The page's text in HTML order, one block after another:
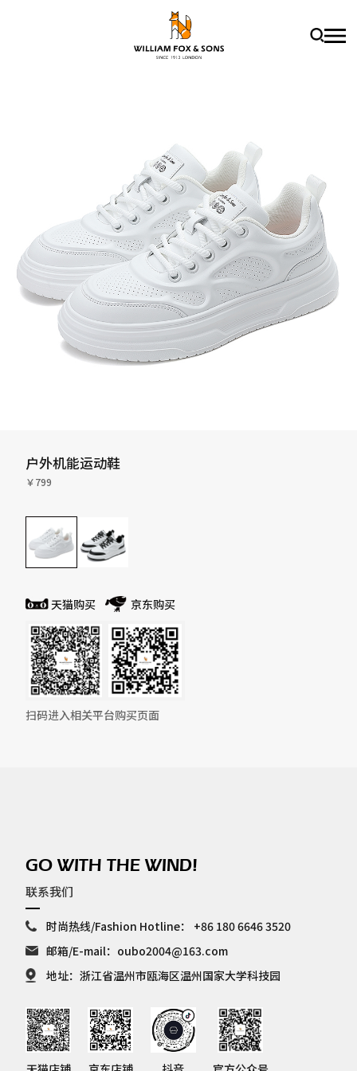
户外机能运动鞋
￥799
天猫购买 京东购买
扫码进入相关平台购买页面
GO WITH THE WIND!
联系我们
时尚热线/Fashion Hotline：
+86 180 6646 3520
邮箱/E-mail： oubo2004@163.com
地址：浙江省温州市瓯海区温州国家大学科技园